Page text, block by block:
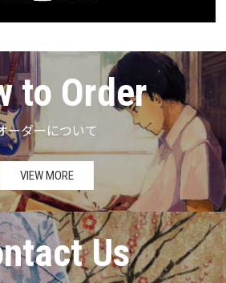
to Order
ーダーについて
VIEW MORE
Us